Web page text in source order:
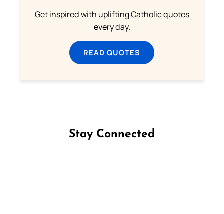
Get inspired with uplifting Catholic quotes
every day.
READ QUOTES
Stay Connected